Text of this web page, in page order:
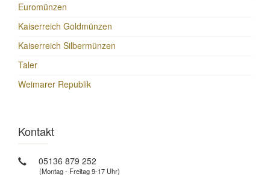
Euromünzen
Kaiserreich Goldmünzen
Kaiserreich Silbermünzen
Taler
Weimarer Republik
Kontakt
05136 879 252
(Montag - Freitag 9-17 Uhr)